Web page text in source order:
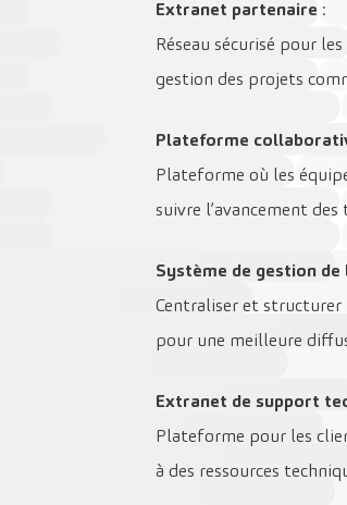
Extranet partenaire :
Réseau sécurisé pour
gestion des projets
Plateforme
Plateforme où les
suivre l’avancement
Système de gestion de
Centraliser et structurer
pour une meilleure
Extranet de support
Plateforme pour les
à des ressources